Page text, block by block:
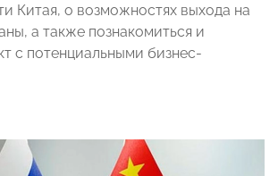
Китая, о возможностях выхода на
а также познакомиться и
с потенциальными бизнес-